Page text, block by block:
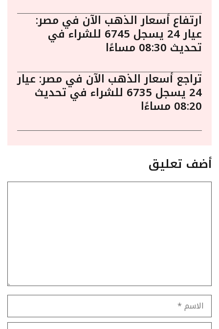
ارتفاع أسعار الذهب الآن في مصر:
عيار 24 يسجل 6745 للشراء في
تحديث 08:30 مساءًا
تراجع أسعار الذهب الآن في مصر: عيار
24 يسجل 6735 للشراء في تحديث
08:20 مساءًا
أضف تعليق
الاسم